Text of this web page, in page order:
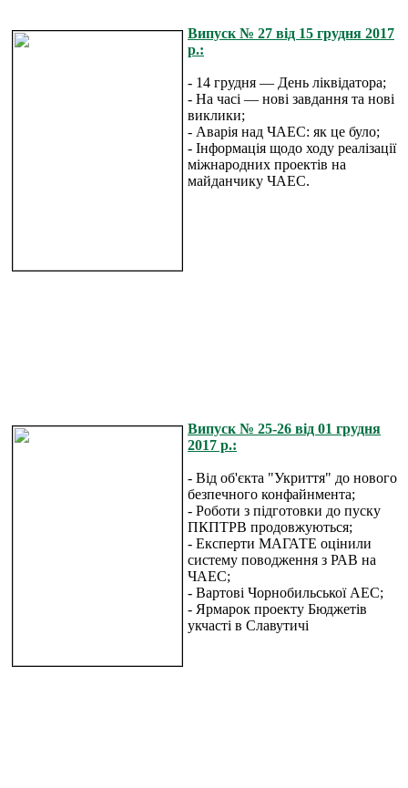
Випуск № 27 від 15 грудня 2017
р.:
- 14 грудня — День ліквідатора;
- На часі — нові завдання та нові
виклики;
- Аварія над ЧАЕС: як це було;
- Інформація щодо ходу реалізації
міжнародних проектів на
майданчику ЧАЕС.
Випуск № 25-26 від 01 грудня
2017 р.:
- Від об'єкта "Укриття" до нового
безпечного конфайнмента;
- Роботи з підготовки до пуску
ПКПТРВ продовжуються;
- Експерти МАГАТЕ оцінили
систему поводження з РАВ на
ЧАЕС;
- Вартові Чорнобильської АЕС;
- Ярмарок проекту Бюджетів
укчасті в Славутичі